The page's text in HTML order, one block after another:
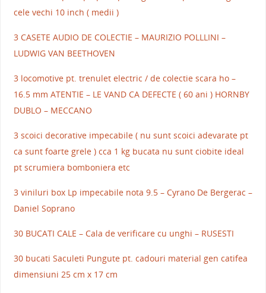
cele vechi 10 inch ( medii )
3 CASETE AUDIO DE COLECTIE – MAURIZIO POLLLINI –
LUDWIG VAN BEETHOVEN
3 locomotive pt. trenulet electric / de colectie scara ho –
16.5 mm ATENTIE – LE VAND CA DEFECTE ( 60 ani ) HORNBY
DUBLO – MECCANO
3 scoici decorative impecabile ( nu sunt scoici adevarate pt
ca sunt foarte grele ) cca 1 kg bucata nu sunt ciobite ideal
pt scrumiera bomboniera etc
3 viniluri box Lp impecabile nota 9.5 – Cyrano De Bergerac –
Daniel Soprano
30 BUCATI CALE – Cala de verificare cu unghi – RUSESTI
30 bucati Saculeti Pungute pt. cadouri material gen catifea
dimensiuni 25 cm x 17 cm